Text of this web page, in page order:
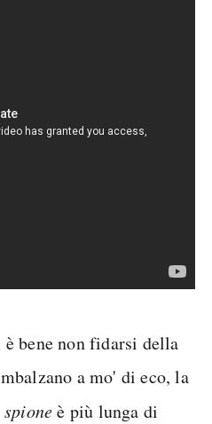
bene non fidarsi della
a mo' di eco, la
spioneè più lunga di